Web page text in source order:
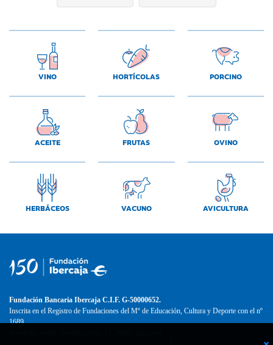
VINO HORTÍCOLAS PORCINO
ACEITE FRUTAS OVINO
HERBÁCEOS VACUNO AVICULTURA
Fundación Bancaria Ibercaja C.I.F. G-50000652.
Inscrita en el Registro de Fundaciones del Mº de Educación, Cultura y Deporte con el nº
1689.